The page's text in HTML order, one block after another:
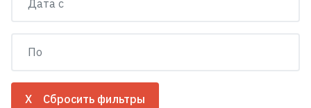
X Сбросить фильтры